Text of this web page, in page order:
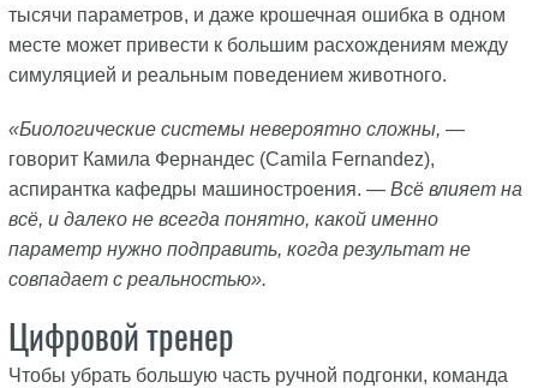
тысячи параметров, и даже крошечная ошибка в одном
месте может привести к большим расхождениям между
симуляцией и реальным поведением животного.
«Биологические системы невероятно сложны, —
говорит Камила Фернандес (Camila Fernandez),
аспирантка кафедры машиностроения. — Всё влияет на
всё, и далеко не всегда понятно, какой именно
параметр нужно подправить, когда результат не
совпадает с реальностью».
Цифровой тренер
Чтобы убрать большую часть ручной подгонки, команда